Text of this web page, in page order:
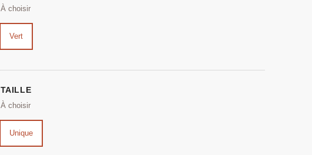
Vert
TAILLE
Unique